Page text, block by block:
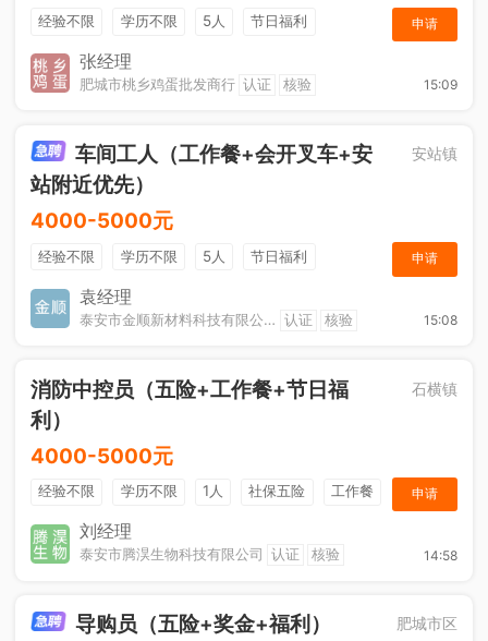
经验不限 学历不限 5人
节日福利
加班补助
综合补贴
申请
张经理
肥城市桃乡鸡蛋批发商行 认证 核验 15:09
车间工人（工作餐+会开叉车+安
站附近优先）
安站镇
4000-5000元
经验不限 学历不限 5人
节日福利
工作餐
奖励计划
申请
袁经理
泰安市金顺新材料科技有限公司 认证 核验 15:08
消防中控员（五险+工作餐+节日福
利）
石横镇
4000-5000元
经验不限 学历不限 1人 社保五险
工作餐
节日福利
申请
刘经理
泰安市腾淏生物科技有限公司 认证 核验 14:58
导购员（五险+奖金+福利） 肥城市区